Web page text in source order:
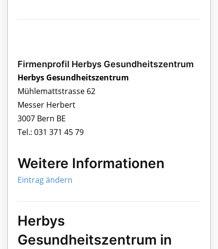
Firmenprofil Herbys Gesundheitszentrum
Herbys Gesundheitszentrum
Mühlemattstrasse 62
Messer Herbert
3007 Bern BE
Tel.: 031 371 45 79
Weitere Informationen
Eintrag ändern
Herbys
Gesundheitszentrum in